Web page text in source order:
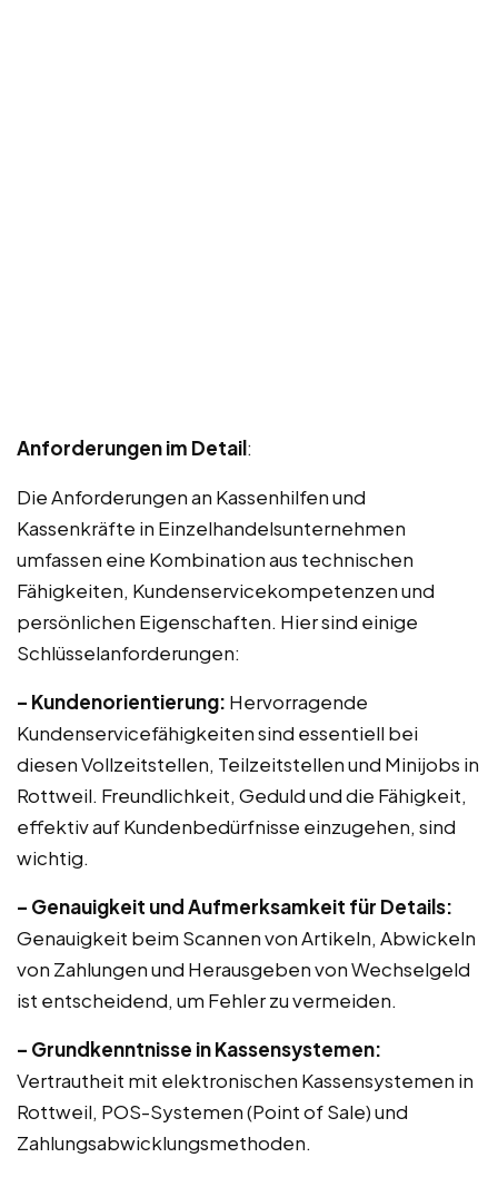
Anforderungen im Detail:
Die Anforderungen an Kassenhilfen und
Kassenkräfte in Einzelhandelsunternehmen
umfassen eine Kombination aus technischen
Fähigkeiten, Kundenservicekompetenzen und
persönlichen Eigenschaften. Hier sind einige
Schlüsselanforderungen:
– Kundenorientierung: Hervorragende
Kundenservicefähigkeiten sind essentiell bei
diesen Vollzeitstellen, Teilzeitstellen und Minijobs in
Rottweil. Freundlichkeit, Geduld und die Fähigkeit,
effektiv auf Kundenbedürfnisse einzugehen, sind
wichtig.
– Genauigkeit und Aufmerksamkeit für Details:
Genauigkeit beim Scannen von Artikeln, Abwickeln
von Zahlungen und Herausgeben von Wechselgeld
ist entscheidend, um Fehler zu vermeiden.
– Grundkenntnisse in Kassensystemen:
Vertrautheit mit elektronischen Kassensystemen in
Rottweil, POS-Systemen (Point of Sale) und
Zahlungsabwicklungsmethoden.